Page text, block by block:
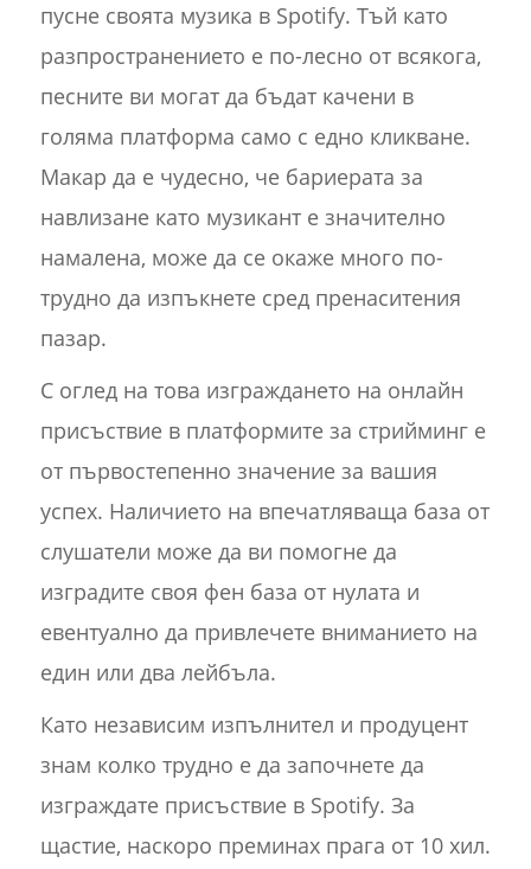
пусне своята музика в Spotify. Тъй като
разпространението е по-лесно от всякога,
песните ви могат да бъдат качени в
голяма платформа само с едно кликване.
Макар да е чудесно, че бариерата за
навлизане като музикант е значително
намалена, може да се окаже много по-
трудно да изпъкнете сред пренаситения
пазар.
С оглед на това изграждането на онлайн
присъствие в платформите за стрийминг е
от първостепенно значение за вашия
успех. Наличието на впечатляваща база от
слушатели може да ви помогне да
изградите своя фен база от нулата и
евентуално да привлечете вниманието на
един или два лейбъла.
Като независим изпълнител и продуцент
знам колко трудно е да започнете да
изграждате присъствие в Spotify. За
щастие, наскоро преминах прага от 10 хил.